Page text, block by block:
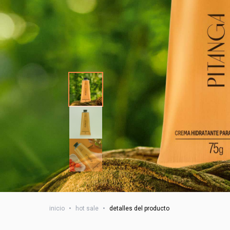
inicio • hot sale • detalles del producto